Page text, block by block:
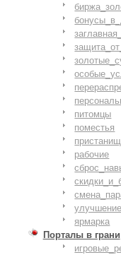
питомцы
поместья
рабочие
ярмарка
Порталы в грани